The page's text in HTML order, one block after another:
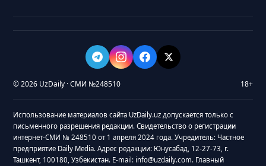
© 2026 UzDaily · СМИ №248510 18+
Использование материалов сайта UzDaily.uz допускается только с
письменного разрешения редакции. Свидетельство о регистрации
интернет-СМИ № 248510 от 1 апреля 2024 года. Учредитель: Частное
предприятие Daily Media. Адрес редакции: Юнусабад, 12-27-73, г.
Ташкент, 100180, Узбекистан. E-mail: info@uzdaily.com. Главный